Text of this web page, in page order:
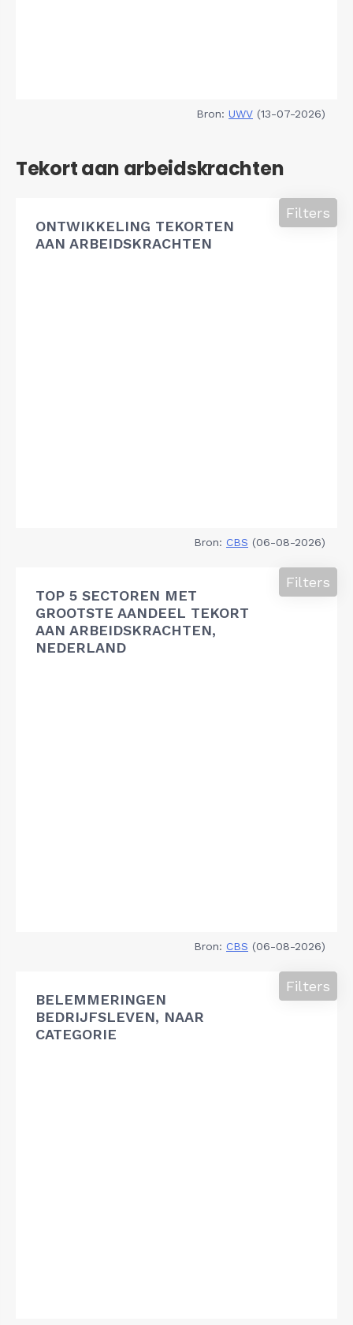
Bron: UWV (13-07-2026)
Tekort aan arbeidskrachten
ONTWIKKELING TEKORTEN
AAN ARBEIDSKRACHTEN
Filters
Bron: CBS (06-08-2026)
TOP 5 SECTOREN MET
GROOTSTE AANDEEL TEKORT
AAN ARBEIDSKRACHTEN,
NEDERLAND
Filters
Bron: CBS (06-08-2026)
BELEMMERINGEN
BEDRIJFSLEVEN, NAAR
CATEGORIE
Filters